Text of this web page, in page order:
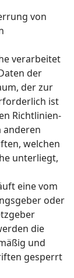
von
verarbeitet
der
der zur
ist
Richtlinien-
anderen
welchen
unterliegt,
eine vom
oder
die
und
gesperrt